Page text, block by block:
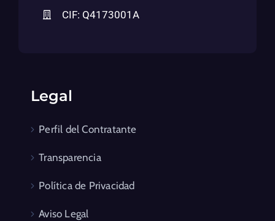
CIF: Q4173001A
Legal
Perfil del Contratante
Transparencia
Política de Privacidad
Aviso Legal